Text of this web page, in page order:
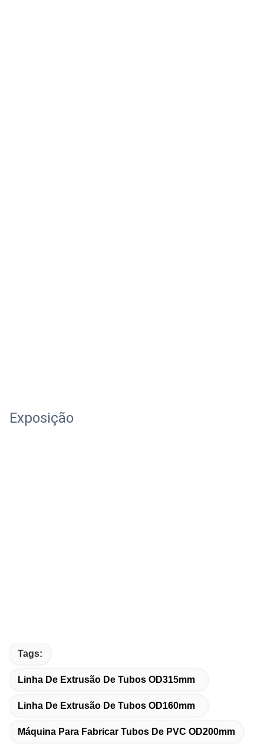
Exposição
Tags:
Linha De Extrusão De Tubos OD315mm
Linha De Extrusão De Tubos OD160mm
Máquina Para Fabricar Tubos De PVC OD200mm